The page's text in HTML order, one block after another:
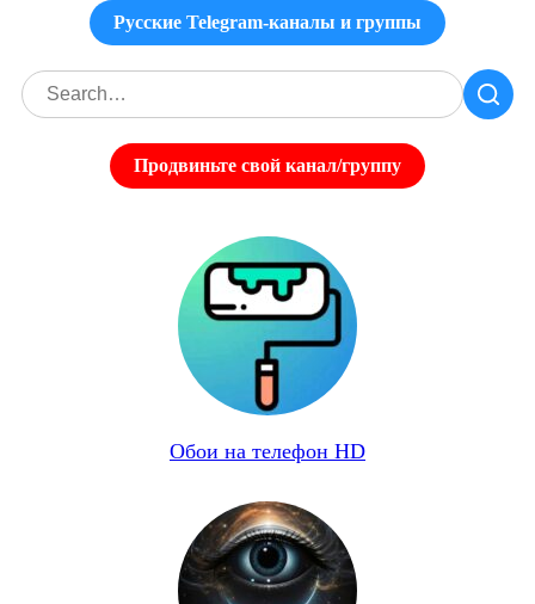
Русские Telegram-каналы и группы
Продвиньте свой канал/группу
Обои на телефон HD